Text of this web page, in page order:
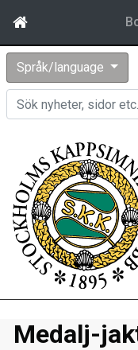
Språk/language
Medalj-